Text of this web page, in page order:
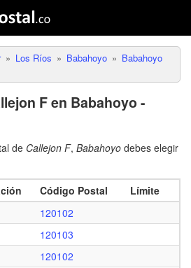
Los Ríos Babahoyo
Babahoyo
F en Babahoyo -
de Callejon F, Babahoyo debes elegir
Código Postal
Límite
120102
120103
120102